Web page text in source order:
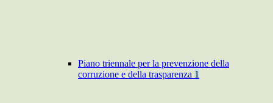
Piano triennale per la prevenzione della
corruzione e della trasparenza 1